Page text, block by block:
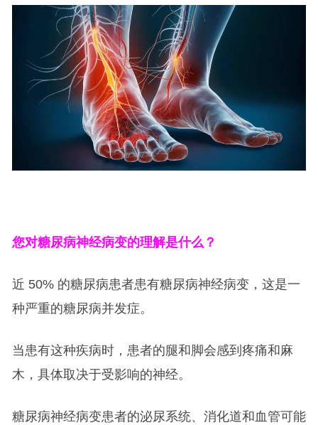
您对糖尿病神经病变的理解是什么？
近 50% 的糖尿病患者患有糖尿病神经病变，这是一
种严重的糖尿病并发症。
当患有这种疾病时，患者的腿和脚会感到疼痛和麻
木，具体取决于受影响的神经。
糖尿病神经病变患者的泌尿系统、消化道和血管可能